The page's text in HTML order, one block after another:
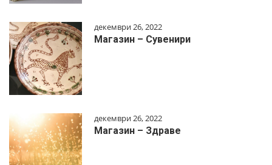
декември 26, 2022
Магазин – Сувенири
декември 26, 2022
Магазин – Здраве